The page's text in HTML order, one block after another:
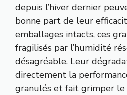
depuis l’hiver dernier
bonne part de leur
emballages intacts, ces
fragilisés par l’humidité
désagréable. Leur
directement la
granulés et fait grimper le